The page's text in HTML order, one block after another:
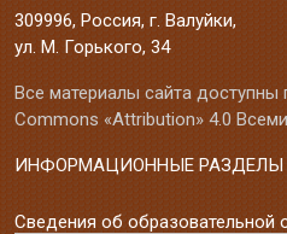
309996, Россия, г. Валуйки,
ул. М. Горького, 34
Все материалы сайта доступны
Commons «Attribution» 4.0
ИНФОРМАЦИОННЫЕ РАЗДЕЛЫ
Сведения об образовательной